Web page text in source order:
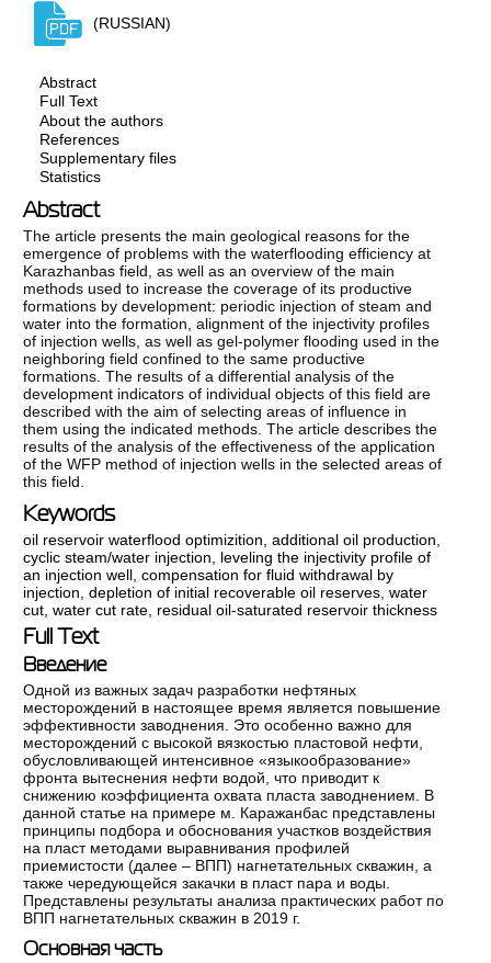
(RUSSIAN)
Abstract
Full Text
About the authors
References
Supplementary files
Statistics
Abstract
The article presents the main geological reasons for the
emergence of problems with the waterflooding efficiency at
Karazhanbas field, as well as an overview of the main
methods used to increase the coverage of its productive
formations by development: periodic injection of steam and
water into the formation, alignment of the injectivity profiles
of injection wells, as well as gel-polymer flooding used in the
neighboring field confined to the same productive
formations. The results of a differential analysis of the
development indicators of individual objects of this field are
described with the aim of selecting areas of influence in
them using the indicated methods. The article describes the
results of the analysis of the effectiveness of the application
of the WFP method of injection wells in the selected areas of
this field.
Keywords
oil reservoir waterflood optimizition ,additional oil production
cyclic steam/water injection
leveling the injectivity profile of
an injection well ,compensation for fluid withdrawal by
injection ,depletion of initial recoverable oil reserves ,water
cut ,water cut rate residual oil-saturated reservoir thickness
Full Text
Введение
Одной из важных задач разработки нефтяных
месторождений в настоящее время является повышение
эффективности заводнения. Это особенно важно для
месторождений с высокой вязкостью пластовой нефти,
обусловливающей интенсивное «языкообразование»
фронта вытеснения нефти водой, что приводит к
снижению коэффициента охвата пласта заводнением. В
данной статье на примере м. Каражанбас представлены
принципы подбора и обоснования участков воздействия
на пласт методами выравнивания профилей
приемистости (далее – ВПП) нагнетательных скважин, а
также чередующейся закачки в пласт пара и воды.
Представлены результаты анализа практических работ по
ВПП нагнетательных скважин в 2019 г.
Основная часть